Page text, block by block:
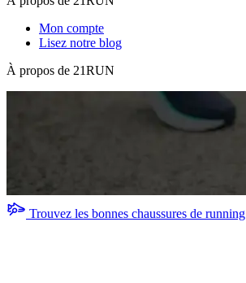
Mon compte
Lisez notre blog
À propos de 21RUN
Trouvez les bonnes chaussures de running